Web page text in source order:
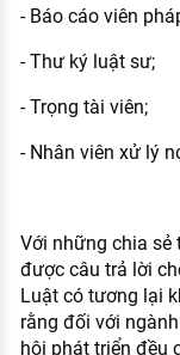
- Báo cáo viên
- Thư ký luật sư;
- Trọng tài viên;
- Nhân viên xử lý
Với những chia sẻ
được câu trả lời
Luật có tương lại
rằng đối với
hội phát triển đều